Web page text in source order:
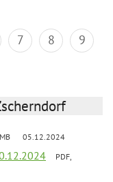
7 8
9
05.12.2024
PDF,